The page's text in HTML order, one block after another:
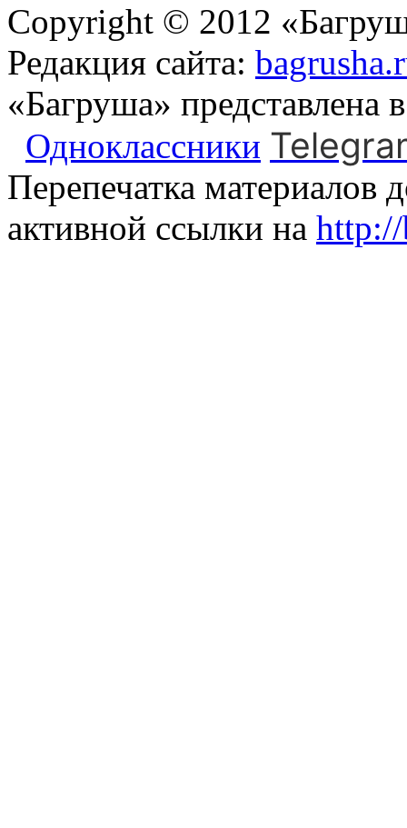
Copyright © 2012
Редакция сайта:
«Багруша» представлена
Одноклассники
Перепечатка материалов
активной ссылки на http://